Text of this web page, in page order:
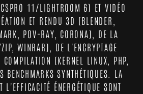
11/LIGHTROOM 6) ET VIDÉO
ET RENDU 3D (BLENDER,
POV-RAY, CORONA), DE LA
WINRAR), DE L'ENCRYPTAGE
(KERNEL LINUX, PHP,
BENCHMARKS SYNTHÉTIQUES. LA
L'EFFICACITÉ ÉNERGÉTIQUE SONT